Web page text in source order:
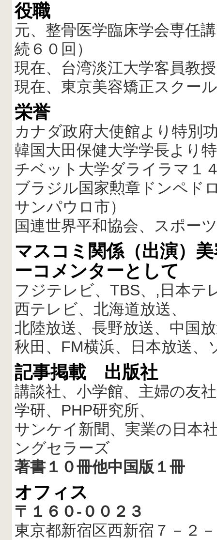
役職
元、整骨医学臨床学会専任
続６０回）
現在、台湾淡江大学客員教授
現在、東京美容矯正スクー
栄誉
カナダ政府大使館より特別
韓国大田保健大学学長より
チベット大学ダライラマ１
ブラジル国家勲章ドンペド
サンパウロ市）
国連世界平和協会、スポー
マスコミ関係（出演）
ーコメンターとして
フジテレビ、TBS、,日本テ
西テレビ、北海道放送、
北陸放送、長野放送、中国
秋田、FM横浜、日本放送、
記事掲載 出版社
講談社、小学館、主婦の友
学研、PHP研究所、
サンケイ新聞、実業の日本
ングセラーズ
著書１０冊他中国版１冊
オフィス
〒１６０-００２３
東京都新宿区西新宿７－２